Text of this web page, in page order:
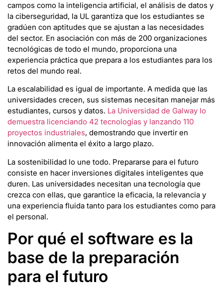
campos como la inteligencia artificial, el análisis de datos y
la ciberseguridad, la UL garantiza que los estudiantes se
gradúen con aptitudes que se ajustan a las necesidades
del sector. En asociación con más de 200 organizaciones
tecnológicas de todo el mundo, proporciona una
experiencia práctica que prepara a los estudiantes para los
retos del mundo real.
La escalabilidad es igual de importante. A medida que las
universidades crecen, sus sistemas necesitan manejar más
estudiantes, cursos y datos. La Universidad de Galway lo
demuestra licenciando 42 tecnologías y lanzando 110
proyectos industriales, demostrando que invertir en
innovación alimenta el éxito a largo plazo.
La sostenibilidad lo une todo. Prepararse para el futuro
consiste en hacer inversiones digitales inteligentes que
duren. Las universidades necesitan una tecnología que
crezca con ellas, que garantice la eficacia, la relevancia y
una experiencia fluida tanto para los estudiantes como para
el personal.
Por qué el software es la
base de la preparación
para el futuro